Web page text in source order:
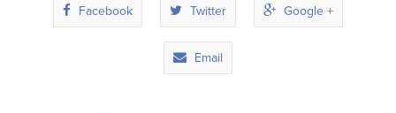
Facebook Twitter Google +
Email